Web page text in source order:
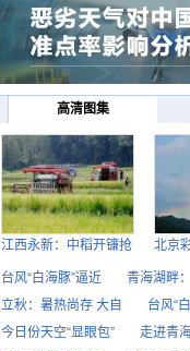
高清图集
江西永新：中稻开镰抢 北京
台风“白海豚”逼近
青海湖畔
立秋：暑热尚存 大自
台风“
今日份天空“显眼包”
走进青